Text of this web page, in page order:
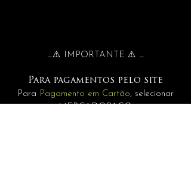
_⚠️ IMPORTANTE ⚠️ _
Para pagamentos pelo site
Para Pagamento em Cartão, selecionar
MERCADOPAGO.